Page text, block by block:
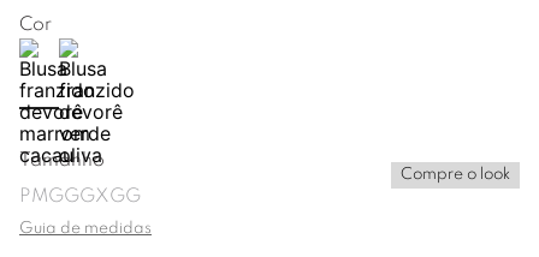
Cor
Tamanho
PMGGGXGG
Compre o look
Guia de medidas